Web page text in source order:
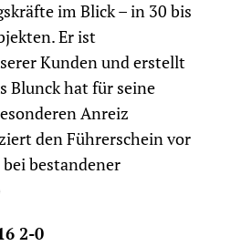
im Blick – in 30 bis
Er ist
Kunden und erstellt
Blunck hat für seine
Anreiz
den Führerschein vor
bestandener
2-0